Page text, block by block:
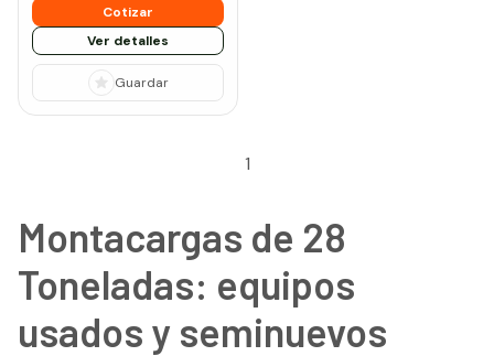
Cotizar
Ver detalles
Guardar
1
Montacargas de 28
Toneladas: equipos
usados y seminuevos